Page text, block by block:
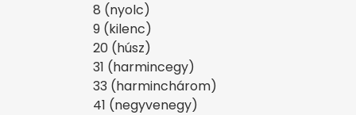
8 (nyolc)
9 (kilenc)
20 (húsz)
31 (harmincegy)
33 (harminchárom)
41 (negyvenegy)